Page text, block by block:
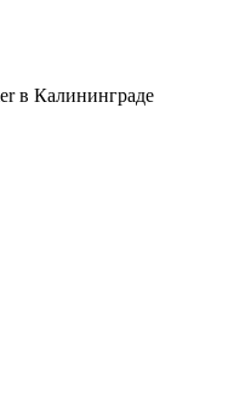
в Калининграде